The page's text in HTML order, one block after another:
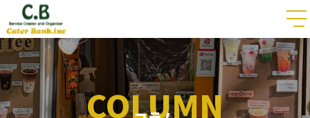
COLUMN